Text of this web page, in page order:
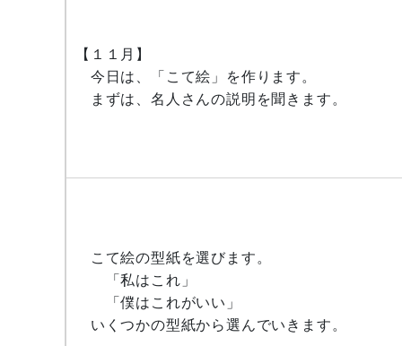
【１１月】
今日は、「こて絵」を作ります。
まずは、名人さんの説明を聞きます。
こて絵の型紙を選びます。
「私はこれ」
「僕はこれがいい」
いくつかの型紙から選んでいきます。